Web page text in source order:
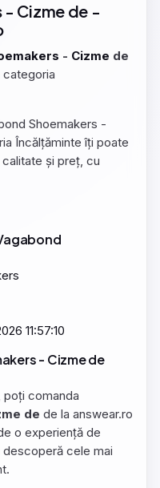
- Cizmede -
- Cizme de
categoria
Shoemakers -
Încălțăminte îți poate
și preț, cu
11:57:10
- Cizme de
poți comanda
de de la answear.ro
o experiență de
descoperă cele mai